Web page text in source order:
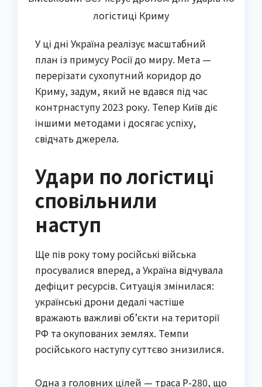
логістиці Криму
У ці дні Україна реалізує масштабний
план із примусу Росії до миру. Мета —
перерізати сухопутний коридор до
Криму, задум, який не вдався під час
контрнаступу 2023 року. Тепер Київ діє
іншими методами і досягає успіху,
свідчать джерела.
Удари по логістиці
сповільнили
наступ
Ще пів року тому російські війська
просувалися вперед, а Україна відчувала
дефіцит ресурсів. Ситуація змінилася:
українські дрони дедалі частіше
вражають важливі об’єкти на території
РФ та окупованих землях. Темпи
російського наступу суттєво знизилися.
Одна з головних цілей — траса Р-280, що